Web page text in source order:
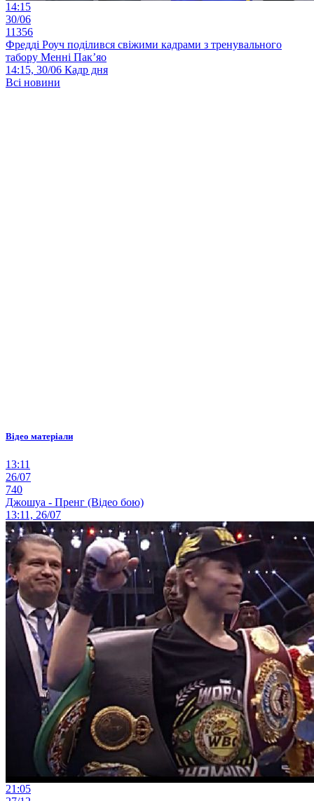
14:15
30/06
11356
Фредді Роуч поділився свіжими кадрами з тренувального
табору Менні Пак’яо
14:15, 30/06 Кадр дня
Всі новини
Відео матеріали
13:11
26/07
740
Джошуа - Пренг (Відео бою)
13:11, 26/07
21:05